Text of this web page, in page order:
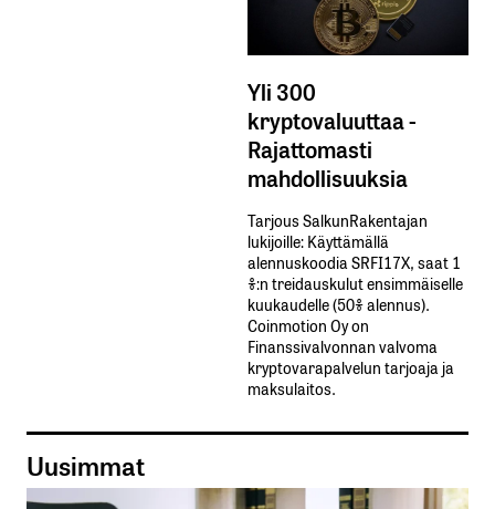
Yli 300
kryptovaluuttaa -
Rajattomasti
mahdollisuuksia
Tarjous SalkunRakentajan
lukijoille: Käyttämällä​ ​
alennuskoodia​ ​SRFI17X,​ ​saat​ ​1
%:n treidauskulut​ ​ensimmäiselle​ ​
kuukaudelle​ ​(50%​ ​alennus).
Coinmotion Oy on
Finanssivalvonnan valvoma
kryptovarapalvelun tarjoaja ja
maksulaitos.
Uusimmat